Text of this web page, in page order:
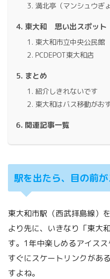
満北亭（マンシュウぎ
東大和 思い出スポット
東大和市立中央公民館
PCDEPOT東大和店
まとめ
紹介しきれないです
東大和はバス移動がお
関連記事一覧
駅を出たら、目の前
東大和市駅（西武拝島線）
より先に、いきなり「東大
す。1年中楽しめるアイス
すぐにスケートリンクがあ
すよね。